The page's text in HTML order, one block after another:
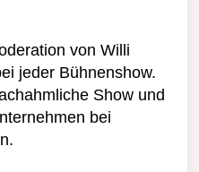
von Willi
jeder Bühnenshow.
Show und
bei